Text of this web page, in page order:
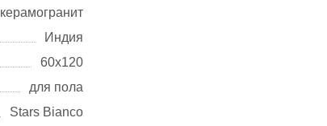
керамогранит
Индия
60х120
для пола
Stars Bianco